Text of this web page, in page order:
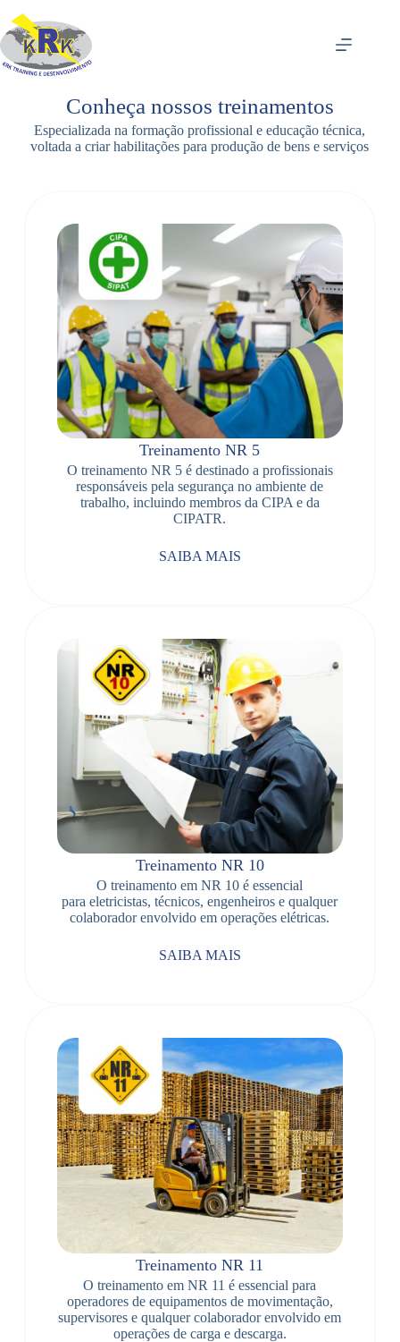
P
u
l
a
Conheça nossos treinamentos
Especializada na formação profissional e educação técnica,
voltada a criar habilitações para produção de bens e serviços
Treinamento NR 5
O treinamento NR 5 é destinado a profissionais
responsáveis pela segurança no ambiente de
trabalho, incluindo membros da CIPA e da
CIPATR.
SAIBA MAIS
Treinamento NR 10
O treinamento em NR 10 é essencial
para eletricistas, técnicos, engenheiros e qualquer
colaborador envolvido em operações elétricas.
SAIBA MAIS
Treinamento NR 11
O treinamento em NR 11 é essencial para
operadores de equipamentos de movimentação,
supervisores e qualquer colaborador envolvido em
operações de carga e descarga.